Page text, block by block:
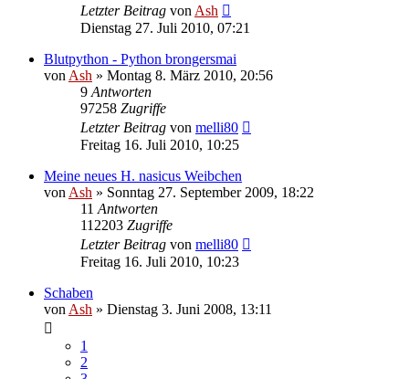
Letzter Beitrag von Ash
Dienstag 27. Juli 2010, 07:21
Blutpython - Python brongersmai
von Ash » Montag 8. März 2010, 20:56
9 Antworten
97258 Zugriffe
Letzter Beitrag von melli80
Freitag 16. Juli 2010, 10:25
Meine neues H. nasicus Weibchen
von Ash » Sonntag 27. September 2009, 18:22
11 Antworten
112203 Zugriffe
Letzter Beitrag von melli80
Freitag 16. Juli 2010, 10:23
Schaben
von Ash » Dienstag 3. Juni 2008, 13:11
1
2